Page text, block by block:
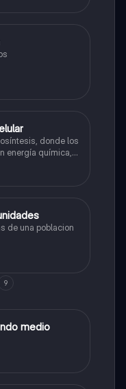
donde los
energía química, y
para el flujo de
de una poblacion
9
medio